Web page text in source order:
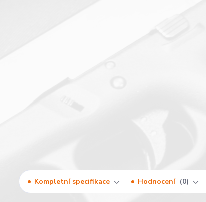
Kompletní specifikace Hodnocení 0